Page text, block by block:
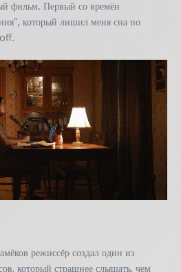
фильм. Первый со времён
который лишил меня сна по
режиссёр создал один из
который страшнее слышать, чем